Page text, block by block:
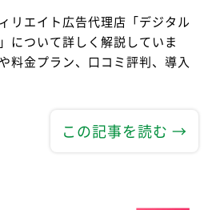
リエイト広告代理店「デジタル
について詳しく解説していま
料金プラン、口コミ評判、導入
この記事を読む →